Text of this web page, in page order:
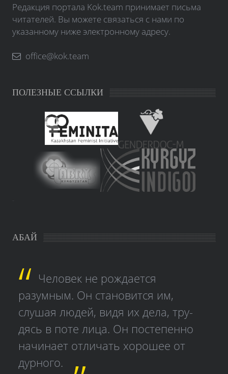
Редакция портала Kok.team принимает письма
читателей. Вы можете связаться с нами по
указанному ниже электронному адресу.
office@kok.team
ПОЛЕЗНЫЕ ССЫЛКИ
АБАЙ
Человек не рождается
разумным. Он становится им,
слушая людей, видя их дела, тру­
дясь в поте лица. Он постепенно
начинает отличать хорошее от
дурного.